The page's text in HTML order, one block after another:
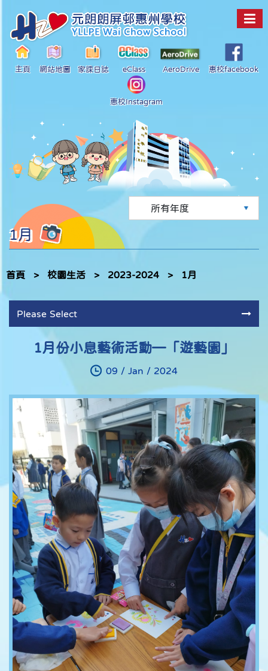
主頁 網站地圖 家課日誌 eClass AeroDrive 惠校facebook
惠校Instagram
1月
首頁 > 校園生活 > 2023-2024 > 1月
Please Select
1月份小息藝術活動—「遊藝園」
09 / Jan / 2024